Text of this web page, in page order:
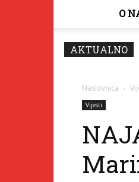
O
AKTUALNO
Naslovnica
Vijesti